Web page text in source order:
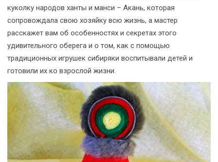
куколку народов ханты и манси – Акань, которая
сопровождала свою хозяйку всю жизнь, а мастер
расскажет вам об особенностях и секретах этого
удивительного оберега и о том, как с помощью
традиционных игрушек сибиряки воспитывали детей и
готовили их ко взрослой жизни.